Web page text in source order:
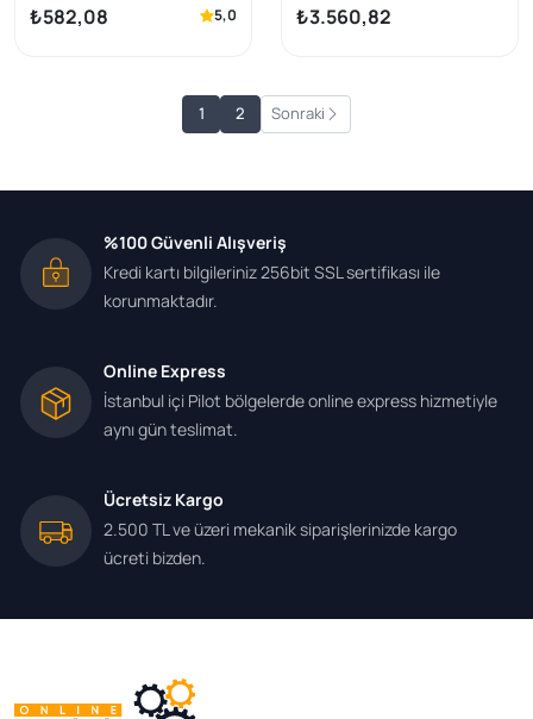
₺582,08 5,0
250 ML () 6 Lı Paket
₺3.560,82
1 2 Sonraki
%100 Güvenli Alışveriş
Kredi kartı bilgileriniz 256bit SSL sertifikası ile
korunmaktadır.
Online Express
İstanbul içi Pilot bölgelerde online express hizmetiyle
aynı gün teslimat.
Ücretsiz Kargo
2.500 TL ve üzeri mekanik siparişlerinizde kargo
ücreti bizden.